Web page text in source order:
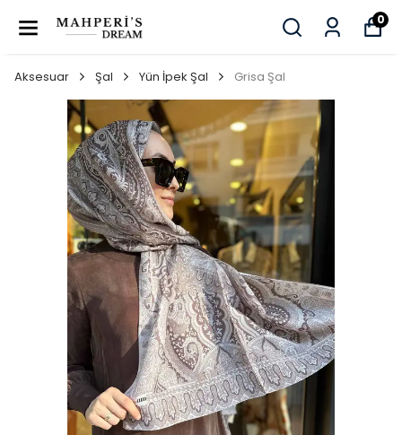
0
Aksesuar Şal Yün İpek Şal Grisa Şal